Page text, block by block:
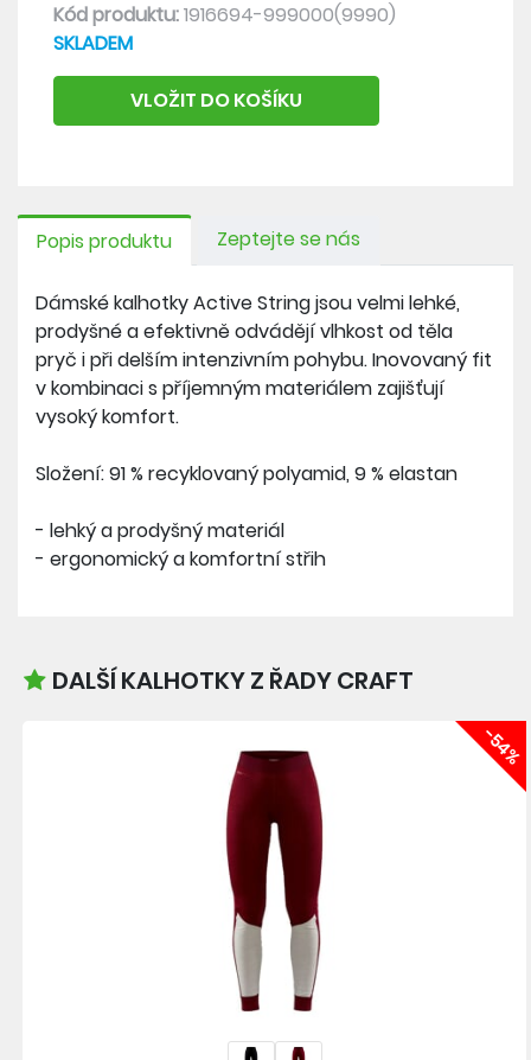
Kód produktu:1916694-999000(9990)
SKLADEM
VLOŽIT DO KOŠÍKU
Popis produktu Zeptejte se nás
Dámské kalhotky Active String jsou velmi lehké,
prodyšné a efektivně odvádějí vlhkost od těla
pryč i při delším intenzivním pohybu. Inovovaný fit
v kombinaci s příjemným materiálem zajišťují
vysoký komfort.
Složení: 91 % recyklovaný polyamid, 9 % elastan
- lehký a prodyšný materiál
- ergonomický a komfortní střih
DALŠÍ KALHOTKY Z ŘADY CRAFT
-54%